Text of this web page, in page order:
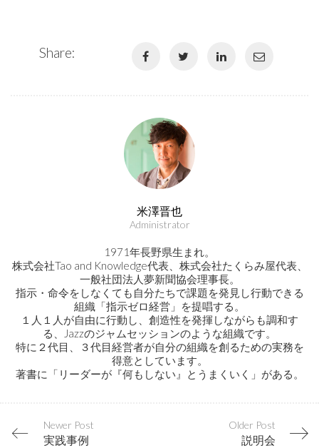
Share:
米澤晋也
Administrator
1971年長野県生まれ。
株式会社Tao and Knowledge代表、株式会社たくらみ屋代表、
一般社団法人夢新聞協会理事長。
指示・命令をしなくても自分たちで課題を発見し行動できる
組織「指示ゼロ経営」を提唱する。
１人１人が自由に行動し、創造性を発揮しながらも調和す
る、Jazzのジャムセッションのような組織です。
特に２代目、３代目経営者が自分の組織を創るための実務を
得意としています。
著書に「リーダーが『何もしない』とうまくいく」がある。
Newer Post
実践事例
Older Post
説明会